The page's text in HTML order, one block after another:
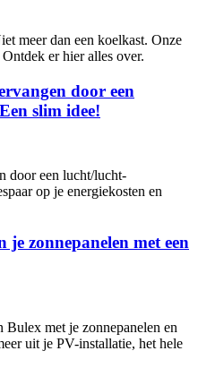
meer dan een koelkast. Onze
er hier alles over.
door een
slim idee!
door een lucht/lucht-
op je energiekosten en
je zonnepanelen met een
met je zonnepanelen en
uit je PV-installatie, het hele